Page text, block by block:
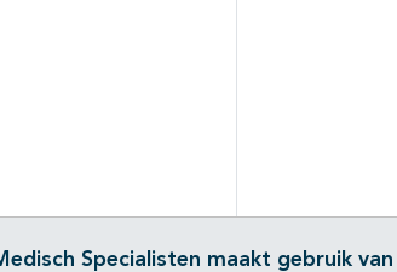
Specialisten maakt gebruik